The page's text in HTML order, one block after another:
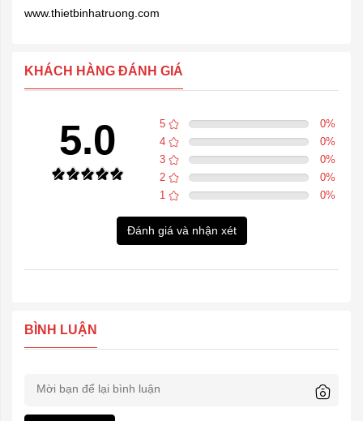
www.thietbinhatruong.com
KHÁCH HÀNG ĐÁNH GIÁ
5.0 5 0%
4
0%
3
0%
2
0%
1
0%
Đánh giá và nhận xét
BÌNH LUẬN